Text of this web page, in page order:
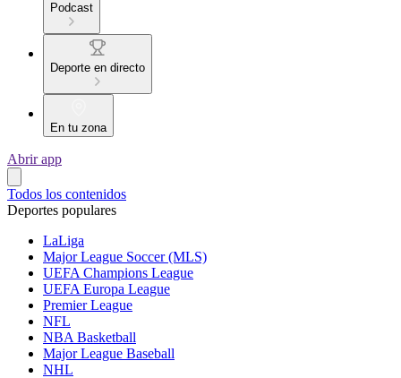
Podcast
Deporte en directo
En tu zona
Abrir app
Todos los contenidos
Deportes populares
LaLiga
Major League Soccer (MLS)
UEFA Champions League
UEFA Europa League
Premier League
NFL
NBA Basketball
Major League Baseball
NHL